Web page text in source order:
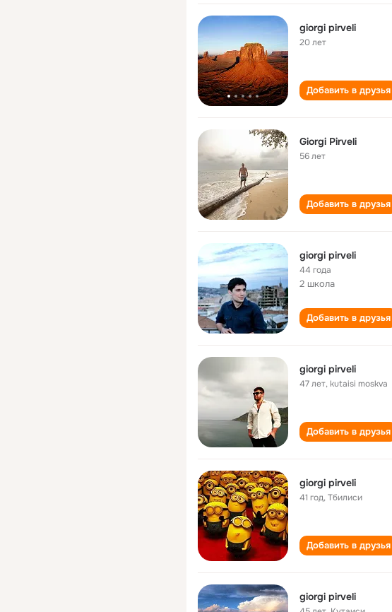
giorgi pirveli
20 лет
Добавить в друзья
Giorgi Pirveli
56 лет
Добавить в друзья
giorgi pirveli
44 года
2 школа
Добавить в друзья
giorgi pirveli
47 лет,kutaisi moskva
Добавить в друзья
giorgi pirveli
41 год,Тбилиси
Добавить в друзья
giorgi pirveli